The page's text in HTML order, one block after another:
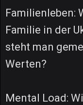
Familienleben:
Familie in der
steht man
Werten?
Mental Load: